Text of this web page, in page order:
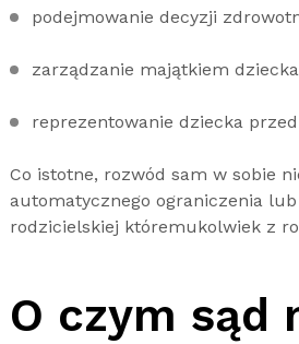
podejmowanie decyzji
zarządzanie majątkiem
reprezentowanie dziecka
Co istotne, rozwód sam w sobie
automatycznego ograniczenia
rodzicielskiej któremukolwiek z
O czym sąd